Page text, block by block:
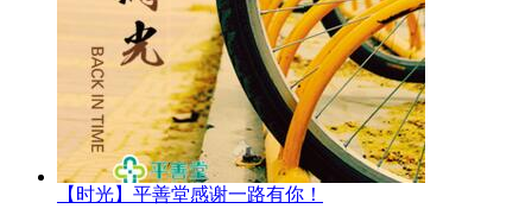
【时光】平善堂感谢一路有你！